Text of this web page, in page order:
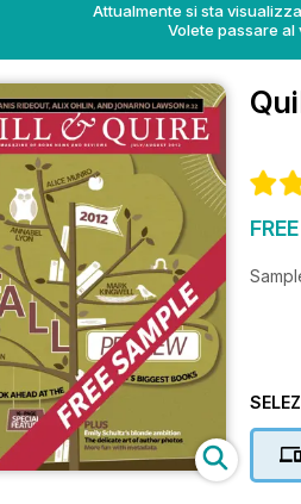
Attualmente si sta
Volete passare al
FREE